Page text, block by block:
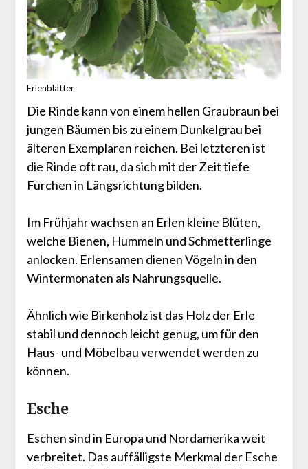
Erlenblätter
Die Rinde kann von einem hellen Graubraun bei
jungen Bäumen bis zu einem Dunkelgrau bei
älteren Exemplaren reichen. Bei letzteren ist
die Rinde oft rau, da sich mit der Zeit tiefe
Furchen in Längsrichtung bilden.
Im Frühjahr wachsen an Erlen kleine Blüten,
welche Bienen, Hummeln und Schmetterlinge
anlocken. Erlensamen dienen Vögeln in den
Wintermonaten als Nahrungsquelle.
Ähnlich wie Birkenholz ist das Holz der Erle
stabil und dennoch leicht genug, um für den
Haus- und Möbelbau verwendet werden zu
können.
Esche
Eschen sind in Europa und Nordamerika weit
verbreitet. Das auffälligste Merkmal der Esche